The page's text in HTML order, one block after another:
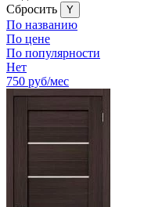
Cбросить
По названию
По цене
По популярности
Нет
750 руб/мес